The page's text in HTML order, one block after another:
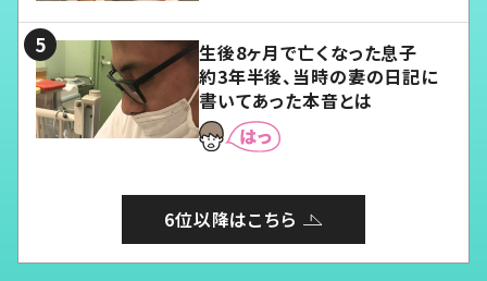
生後8ヶ月で亡くなった息子
約3年半後、当時の妻の日記に
書いてあった本音とは
6位以降はこちら